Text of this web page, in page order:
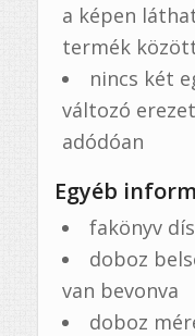
a képen
termék
nincs két
változó
adódóan
Egyéb
fakönyv
doboz
van bevonva
doboz